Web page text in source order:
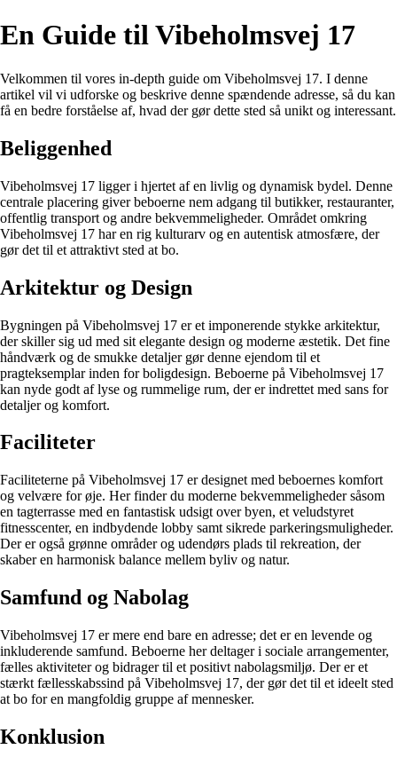
En Guide til Vibeholmsvej 17
Velkommen til vores in-depth guide om Vibeholmsvej 17. I denne
artikel vil vi udforske og beskrive denne spændende adresse, så du kan
få en bedre forståelse af, hvad der gør dette sted så unikt og interessant.
Beliggenhed
Vibeholmsvej 17 ligger i hjertet af en livlig og dynamisk bydel. Denne
centrale placering giver beboerne nem adgang til butikker, restauranter,
offentlig transport og andre bekvemmeligheder. Området omkring
Vibeholmsvej 17 har en rig kulturarv og en autentisk atmosfære, der
gør det til et attraktivt sted at bo.
Arkitektur og Design
Bygningen på Vibeholmsvej 17 er et imponerende stykke arkitektur,
der skiller sig ud med sit elegante design og moderne æstetik. Det fine
håndværk og de smukke detaljer gør denne ejendom til et
pragteksemplar inden for boligdesign. Beboerne på Vibeholmsvej 17
kan nyde godt af lyse og rummelige rum, der er indrettet med sans for
detaljer og komfort.
Faciliteter
Faciliteterne på Vibeholmsvej 17 er designet med beboernes komfort
og velvære for øje. Her finder du moderne bekvemmeligheder såsom
en tagterrasse med en fantastisk udsigt over byen, et veludstyret
fitnesscenter, en indbydende lobby samt sikrede parkeringsmuligheder.
Der er også grønne områder og udendørs plads til rekreation, der
skaber en harmonisk balance mellem byliv og natur.
Samfund og Nabolag
Vibeholmsvej 17 er mere end bare en adresse; det er en levende og
inkluderende samfund. Beboerne her deltager i sociale arrangementer,
fælles aktiviteter og bidrager til et positivt nabolagsmiljø. Der er et
stærkt fællesskabssind på Vibeholmsvej 17, der gør det til et ideelt sted
at bo for en mangfoldig gruppe af mennesker.
Konklusion